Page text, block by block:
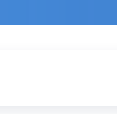
и интернет-магазинов